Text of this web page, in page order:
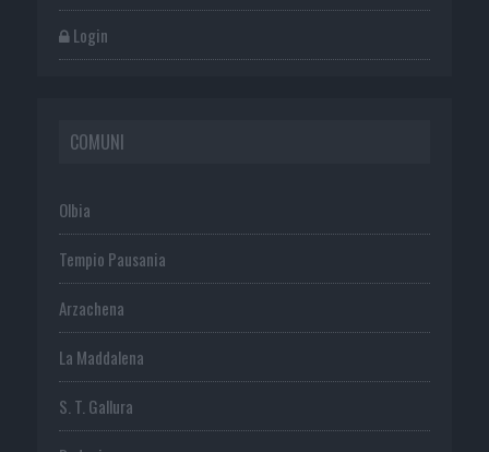
Login
COMUNI
Olbia
Tempio Pausania
Arzachena
La Maddalena
S. T. Gallura